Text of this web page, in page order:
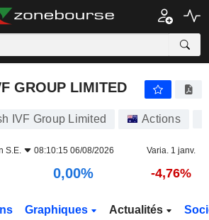
LIMITED
GROUP LIMITED
IVF Group Limited Actions
S.E. 08:10:15 06/08/2026 Varia. 1 janv.
0,00% -4,76%
Graphiques Actualités